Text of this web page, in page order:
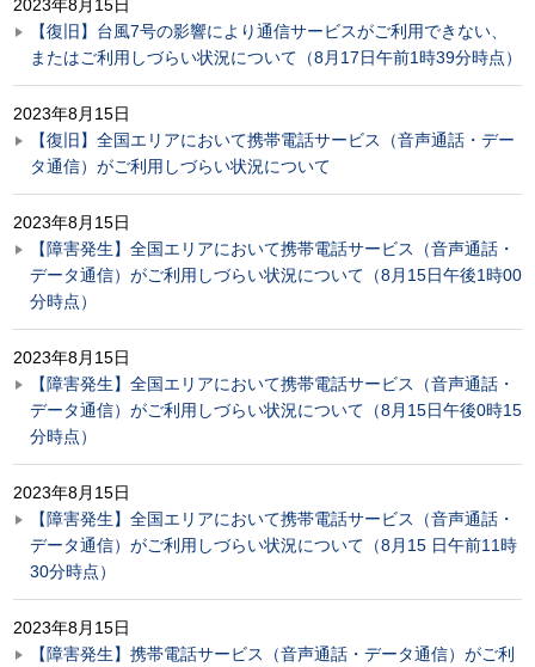
2023年8月15日
【復旧】台風7号の影響により通信サービスがご利用できない、
またはご利用しづらい状況について（8月17日午前1時39分時点）
2023年8月15日
【復旧】全国エリアにおいて携帯電話サービス（音声通話・デー
タ通信）がご利用しづらい状況について
2023年8月15日
【障害発生】全国エリアにおいて携帯電話サービス（音声通話・
データ通信）がご利用しづらい状況について（8月15日午後1時00
分時点）
2023年8月15日
【障害発生】全国エリアにおいて携帯電話サービス（音声通話・
データ通信）がご利用しづらい状況について（8月15日午後0時15
分時点）
2023年8月15日
【障害発生】全国エリアにおいて携帯電話サービス（音声通話・
データ通信）がご利用しづらい状況について（8月15 日午前11時
30分時点）
2023年8月15日
【障害発生】携帯電話サービス（音声通話・データ通信）がご利